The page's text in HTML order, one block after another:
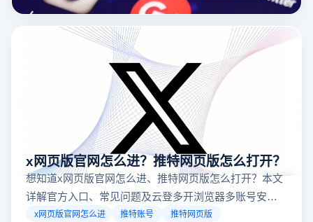
台，并结合云登多开浏览器的功能，详解如何安全高效运营。
x网页版官网怎么进？推特网页版怎么打开？
想知道x网页版官网怎么进、推特网页版怎么打开？本文
详解官方入口、常见问题及云登多开浏览器多账号安全
访问方案，助你稳定登录高效运营。
x网页版官网怎么进 推特账号 推特网页版